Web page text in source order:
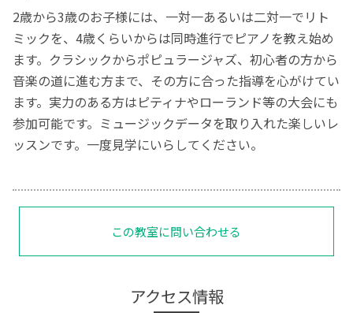
2歳から3歳のお子様には、一対一あるいは二対一でリト
ミックを、4歳くらいからは同時進行でピアノを教え始め
ます。クラシックからポピュラージャズ、初心者の方から
音楽の道に進む方まで、その方に合った指導を心がけてい
ます。実力のある方はピティナやローランド等の大会にも
参加可能です。ミュージックデータを取り入れた楽しいレ
ッスンです。一度見学にいらしてください。
この教室に問い合わせる
アクセス情報